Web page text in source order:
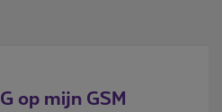
op mijn GSM